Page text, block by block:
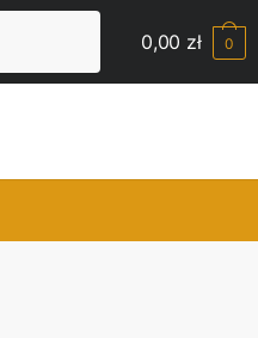
0,00 zł 0